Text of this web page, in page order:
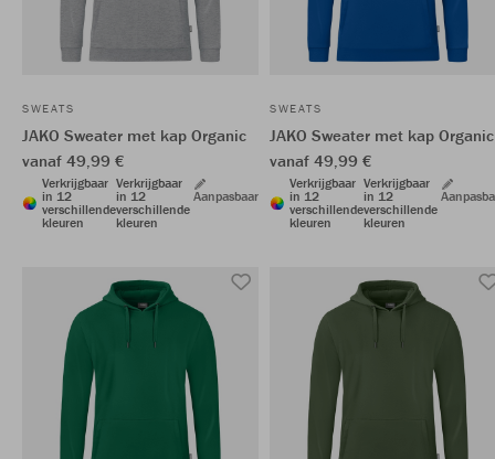
SWEATS
JAKO Sweater met kap Organic
vanaf 49,99 €
Verkrijgbaar
in 12
verschillende
kleuren
Verkrijgbaar
in 12
verschillende
kleuren
Aanpasbaar
SWEATS
JAKO Sweater met kap Organic
vanaf 49,99 €
Verkrijgbaar
in 12
verschillende
kleuren
Verkrijgbaar
in 12
verschillende
kleuren